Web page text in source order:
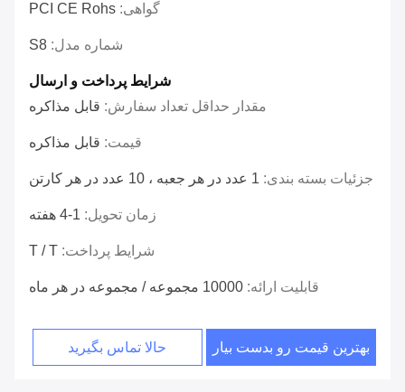
گواهی: PCI CE Rohs
شماره مدل: S8
شرایط پرداخت و ارسال
مقدار حداقل تعداد سفارش: قابل مذاکره
قیمت: قابل مذاکره
جزئیات بسته بندی: 1 عدد در هر جعبه ، 10 عدد در هر کارتن
زمان تحویل: 1-4 هفته
شرایط پرداخت: T / T
قابلیت ارائه: 10000 مجموعه / مجموعه در هر ماه
بهترین قیمت رو بدست بیار حالا تماس بگیرید